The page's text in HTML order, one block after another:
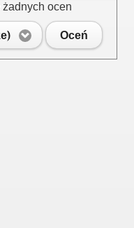
ocen
Oceń